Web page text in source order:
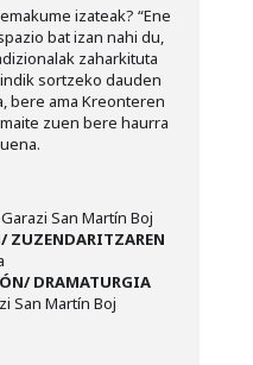
izateak? “Ene
bat izan nahi du,
zaharkituta
sortzeko dauden
bere ama Kreonteren
zuen bere haurra
Garazi San Martín Boj
ZUZENDARITZAREN
DRAMATURGIA
San Martín Boj